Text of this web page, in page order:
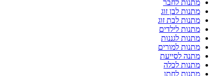
מתנות לחבר
מתנות לבן זוג
מתנות לבת זוג
מתנות לילדים
מתנות לגננות
מתנות למורים
מתנה לסייעת
מתנות לכלה
מתנות לחתן